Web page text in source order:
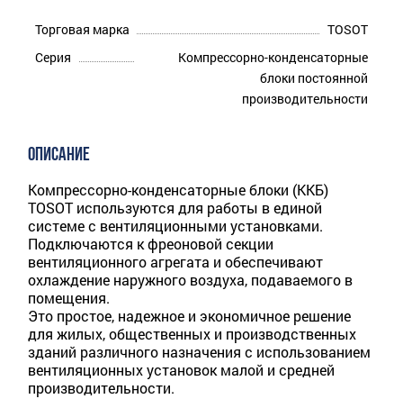
Торговая марка
TOSOT
Серия
Компрессорно-конденсаторные
блоки постоянной
производительности
ОПИСАНИЕ
Компрессорно-конденсаторные блоки (ККБ)
TOSOT используются для работы в единой
системе с вентиляционными установками.
Подключаются к фреоновой секции
вентиляционного агрегата и обеспечивают
охлаждение наружного воздуха, подаваемого в
помещения.
Это простое, надежное и экономичное решение
для жилых, общественных и производственных
зданий различного назначения с использованием
вентиляционных установок малой и средней
производительности.